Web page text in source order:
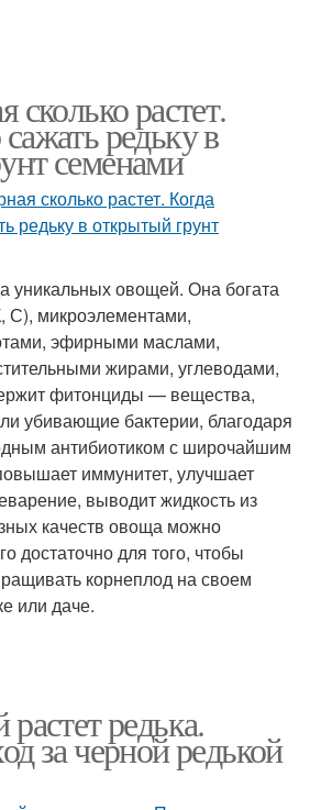
сколько растет.
редьку в
семенами
уникальных овощей. Она богата
С), микроэлементами,
эфирными маслами,
жирами, углеводами,
фитонциды — вещества,
убивающие бактерии, благодаря
антибиотиком с широчайшим
иммунитет, улучшает
выводит жидкость из
качеств овоща можно
достаточно для того, чтобы
корнеплод на своем
или даче.
редька.
за черной редькой